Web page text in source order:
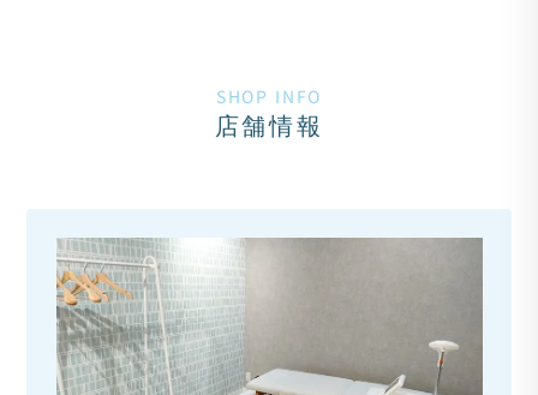
SHOP INFO
店舗情報